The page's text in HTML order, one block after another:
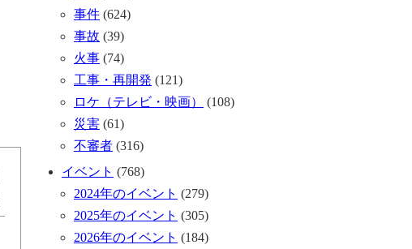
事件 (624)
事故 (39)
火事 (74)
工事・再開発 (121)
ロケ（テレビ・映画）
(108)
災害 (61)
不審者 (316)
イベント (768)
2024年のイベント (279)
2025年のイベント (305)
2026年のイベント (184)